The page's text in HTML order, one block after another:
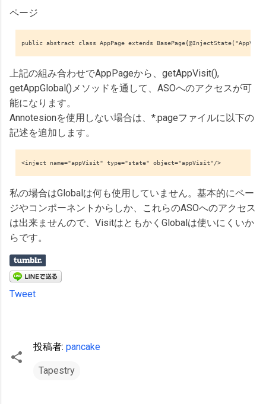
ページ
public abstract class AppPage extends
上記の組み合わせでAppPageから、getAppVisit(),
getAppGlobal()メソッドを通して、ASOへのアクセスが可
能になります。
Annotesionを使用しない場合は、*.pageファイルに以下の
記述を追加します。
<inject name="appVisit" type="state" object="appVisit"/>
私の場合はGlobalは何も使用していません。基本的にペー
ジやコンポーネントからしか、これらのASOへのアクセス
は出来ませんので、VisitはともかくGlobalは使いにくいか
らです。
Tweet
投稿者: pancake
Tapestry